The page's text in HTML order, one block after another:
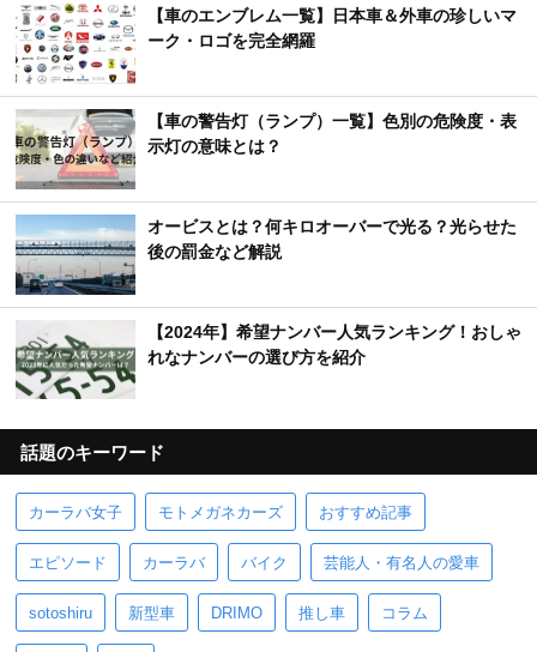
【車のエンブレム一覧】日本車＆外車の珍しいマ
ーク・ロゴを完全網羅
【車の警告灯（ランプ）一覧】色別の危険度・表
示灯の意味とは？
オービスとは？何キロオーバーで光る？光らせた
後の罰金など解説
【2024年】希望ナンバー人気ランキング！おしゃ
れなナンバーの選び方を紹介
話題のキーワード
カーラバ女子 モトメガネカーズ おすすめ記事
エピソード カーラバ バイク 芸能人・有名人の愛車
sotoshiru 新型車 DRIMO 推し車 コラム